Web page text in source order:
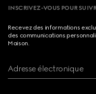
INSCRIVEZ-VOUS POUR
Recevez des informations
des communications
Maison.
Adresse électronique